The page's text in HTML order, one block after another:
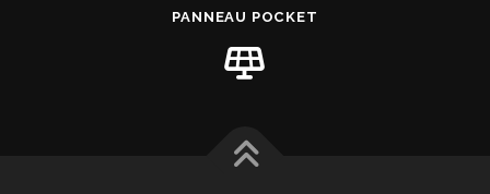
PANNEAU POCKET